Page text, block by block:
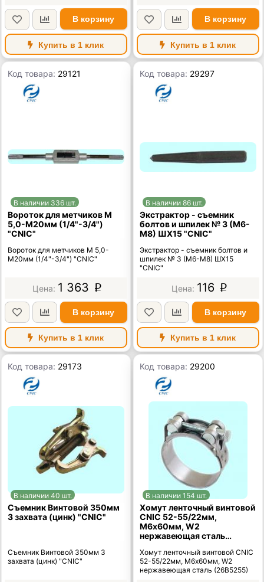
В корзину
Купить в 1 клик
В корзину
Купить в 1 клик
Код товара: 29121
В наличии 336 шт.
Вороток для метчиков М
5,0-М20мм (1/4"-3/4")
"CNIC"
Вороток для метчиков М 5,0-
М20мм (1/4"-3/4") "CNIC"
1 363 p
В корзину
Купить в 1 клик
Код товара: 29297
В наличии 86 шт.
Экстрактор - съемник
болтов и шпилек № 3 (М6-
М8) ШХ15 "CNIC"
Экстрактор - съемник болтов и
шпилек № 3 (М6-М8) ШХ15
"CNIC"
116 p
В корзину
Купить в 1 клик
Код товара: 29173
В наличии 40 шт.
Съемник Винтовой 350мм
3 захвата (цинк) "CNIC"
Съемник Винтовой 350мм 3
захвата (цинк) "CNIC"
Код товара: 29200
В наличии 154 шт.
Хомут ленточный винтовой
CNIC 52-55/22мм,
М6х60мм, W2
нержавеющая сталь
Хомут ленточный винтовой CNIC
52-55/22мм, М6х60мм, W2
нержавеющая сталь (26В5255)